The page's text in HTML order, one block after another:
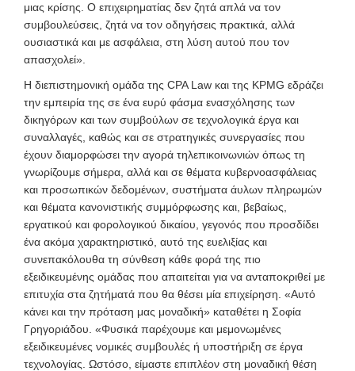
μιας κρίσης. Ο επιχειρηματίας δεν ζητά απλά να τον
συμβουλεύσεις, ζητά να τον οδηγήσεις πρακτικά, αλλά
ουσιαστικά και με ασφάλεια, στη λύση αυτού που τον
απασχολεί».
Η διεπιστημονική ομάδα της CPA Law και της KPMG εδράζει
την εμπειρία της σε ένα ευρύ φάσμα ενασχόλησης των
δικηγόρων και των συμβούλων σε τεχνολογικά έργα και
συναλλαγές, καθώς και σε στρατηγικές συνεργασίες που
έχουν διαμορφώσει την αγορά τηλεπικοινωνιών όπως τη
γνωρίζουμε σήμερα, αλλά και σε θέματα κυβερνοασφάλειας
και προσωπικών δεδομένων, συστήματα άυλων πληρωμών
και θέματα κανονιστικής συμμόρφωσης και, βεβαίως,
εργατικού και φορολογικού δικαίου, γεγονός που προσδίδει
ένα ακόμα χαρακτηριστικό, αυτό της ευελιξίας και
συνεπακόλουθα τη σύνθεση κάθε φορά της πιο
εξειδικευμένης ομάδας που απαιτείται για να ανταποκριθεί με
επιτυχία στα ζητήματά που θα θέσει μία επιχείρηση. «Αυτό
κάνει και την πρόταση μας μοναδική» καταθέτει η Σοφία
Γρηγοριάδου. «Φυσικά παρέχουμε και μεμονωμένες
εξειδικευμένες νομικές συμβουλές ή υποστήριξη σε έργα
τεχνολογίας. Ωστόσο, είμαστε επιπλέον στη μοναδική θέση